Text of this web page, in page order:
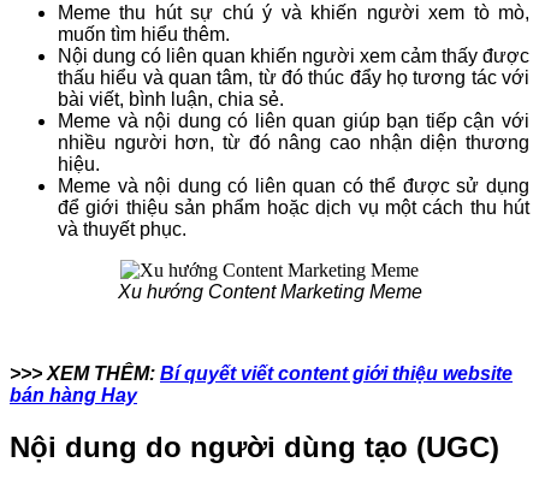
Meme thu hút sự chú ý và khiến người xem tò mò,
muốn tìm hiểu thêm.
Nội dung có liên quan khiến người xem cảm thấy được
thấu hiểu và quan tâm, từ đó thúc đẩy họ tương tác với
bài viết, bình luận, chia sẻ.
Meme và nội dung có liên quan giúp bạn tiếp cận với
nhiều người hơn, từ đó nâng cao nhận diện thương
hiệu.
Meme và nội dung có liên quan có thể được sử dụng
để giới thiệu sản phẩm hoặc dịch vụ một cách thu hút
và thuyết phục.
Xu hướng Content Marketing Meme
>>> XEM THÊM: Bí quyết viết content giới thiệu website
bán hàng Hay
Nội dung do người dùng tạo (UGC)